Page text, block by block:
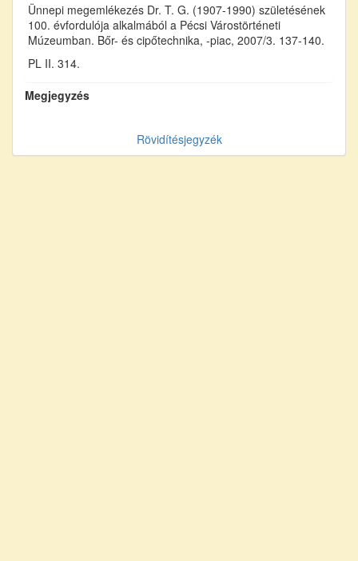
Ünnepi megemlékezés Dr. T. G. (1907-1990) születésének
100. évfordulója alkalmából a Pécsi Várostörténeti
Múzeumban. Bőr- és cipőtechnika, -piac, 2007/3. 137-140.
PL II. 314.
Megjegyzés
Rövidítésjegyzék